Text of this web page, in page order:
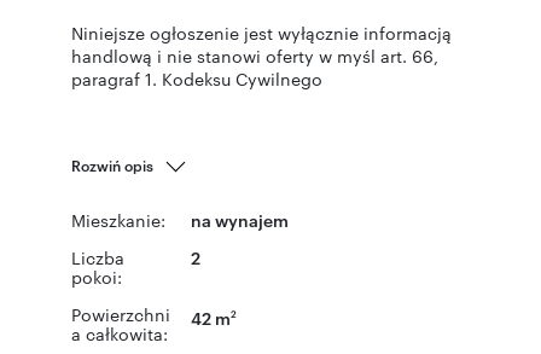
Niniejsze ogłoszenie jest wyłącznie informacją
handlową i nie stanowi oferty w myśl art. 66,
paragraf 1. Kodeksu Cywilnego
Rozwiń opis
Mieszkanie: na wynajem
Liczba
pokoi:
2
Powierzchni
a całkowita:
42 m2